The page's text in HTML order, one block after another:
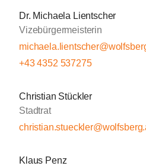
Dr. Michaela Lientscher
Vizebürgermeisterin
+43 4352 537275
Christian Stückler
Stadtrat
Klaus Penz